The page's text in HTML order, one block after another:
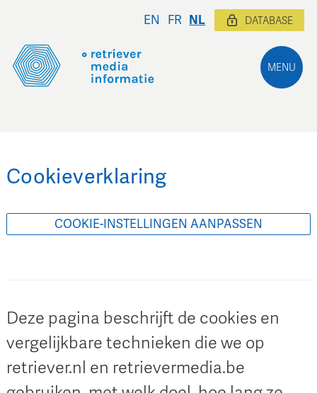
MENU
EN FR NL DATABASE
Cookieverklaring
COOKIE-INSTELLINGEN AANPASSEN
Deze pagina beschrijft de cookies en
vergelijkbare technieken die we op
retriever.nl en retrievermedia.be